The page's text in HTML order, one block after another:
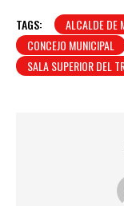
TAGS: ALCALDE DE
CONCEJO MUNICIPAL
SALA SUPERIOR DEL